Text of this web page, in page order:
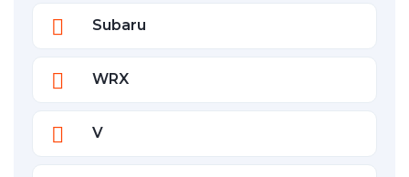
Subaru
WRX
V